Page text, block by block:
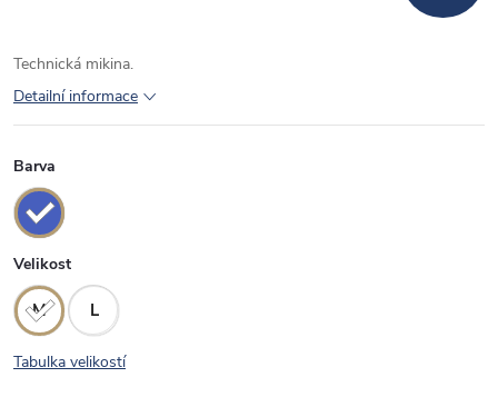
Technická mikina.
Detailní informace
Barva
Velikost
M L
Tabulka velikostí